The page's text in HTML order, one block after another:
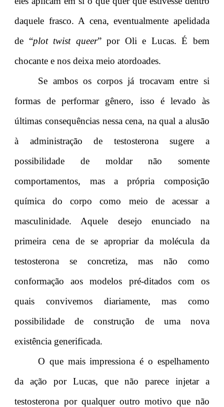
daquele frasco. A cena, eventualmente apelidada
de “plot twist queer” por Oli e Lucas. É bem
chocante e nos deixa meio atordoades.
Se ambos os corpos já trocavam entre si
formas de performar gênero, isso é levado às
últimas consequências nessa cena, na qual a alusão
à administração de testosterona sugere a
possibilidade de moldar não somente
comportamentos, mas a própria composição
química do corpo como meio de acessar a
masculinidade. Aquele desejo enunciado na
primeira cena de se apropriar da molécula da
testosterona se concretiza, mas não como
conformação aos modelos pré-ditados com os
quais convivemos diariamente, mas como
possibilidade de construção de uma nova
existência generificada.
O que mais impressiona é o espelhamento
da ação por Lucas, que não parece injetar a
testosterona por qualquer outro motivo que não